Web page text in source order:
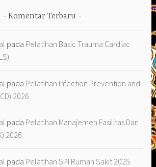
Komentar Terbaru
pada Pelatihan Basic Trauma Cardiac
pada Pelatihan Infection Prevention and
2026
pada Pelatihan Manajemen Fasilitas Dan
2026
pada Pelatihan SPI Rumah Sakit 2025